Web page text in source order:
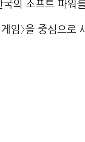
의 소프트 파워
임〉을 중심으